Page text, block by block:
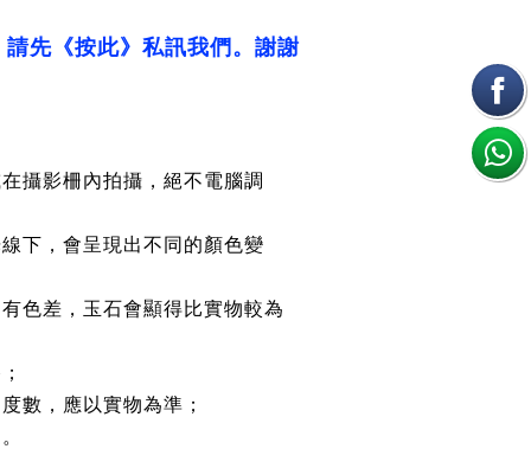
先《按此》私訊我們。謝謝
攝影柵內拍攝，絕不電腦調
下，會呈現出不同的顏色變
色差，玉石會顯得比實物較為
數，應以實物為準；